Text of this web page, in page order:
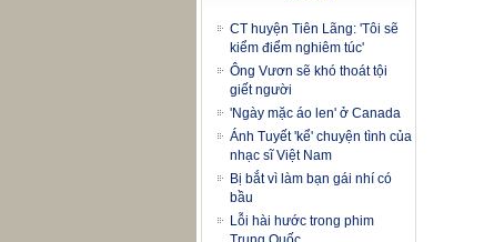
CT huyện Tiên Lãng: 'Tôi sẽ
kiểm điểm nghiêm túc'
Ông Vươn sẽ khó thoát tội
giết người
'Ngày mặc áo len' ở Canada
Ánh Tuyết 'kể' chuyện tình của
nhạc sĩ Việt Nam
Bị bắt vì làm bạn gái nhí có
bầu
Lỗi hài hước trong phim